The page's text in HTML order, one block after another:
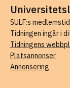
SULF:s
Tidningen ingår i
Tidningens
Platsannonser
Annonsering